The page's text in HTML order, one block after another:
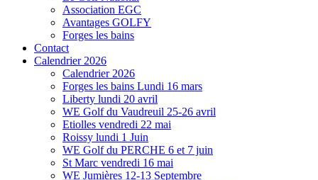
Association EGC
Avantages GOLFY
Forges les bains
Contact
Calendrier 2026
Calendrier 2026
Forges les bains Lundi 16 mars
Liberty lundi 20 avril
WE Golf du Vaudreuil 25-26 avril
Etiolles vendredi 22 mai
Roissy lundi 1 Juin
WE Golf du PERCHE 6 et 7 juin
St Marc vendredi 16 mai
WE Jumières 12-13 Septembre